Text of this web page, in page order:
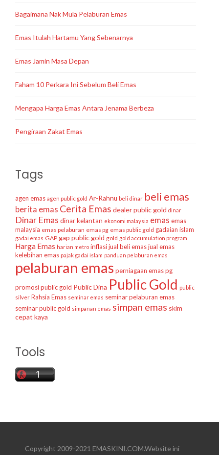
Bagaimana Nak Mula Pelaburan Emas
Emas Itulah Hartamu Yang Sebenarnya
Emas Jamin Masa Depan
Faham 10 Perkara Ini Sebelum Beli Emas
Mengapa Harga Emas Antara Jenama Berbeza
Pengiraan Zakat Emas
Tags
agen emas agen public gold Ar-Rahnu beli dinar beli emas
berita emas Cerita Emas dealer public gold dinar
Dinar Emas dinar kelantan ekonomi malaysia emas emas
malaysia emas pelaburan emas pg emas public gold gadaian islam
gadai emas GAP gap public gold gold gold accumulation program
Harga Emas harian metro inflasijual beli emasjual emas
kelebihan emas pajak gadai islam panduan pelaburan emas
pelaburan emas perniagaan emaspg
promosi public gold Public Dina Public Gold public
silver Rahsia Emas seminar emas seminar pelaburan emas
seminar public gold simpanan emas simpan emas skim
cepat kaya
Tools
Copyright 2009-2021 EMASKINI.COM.Website ini